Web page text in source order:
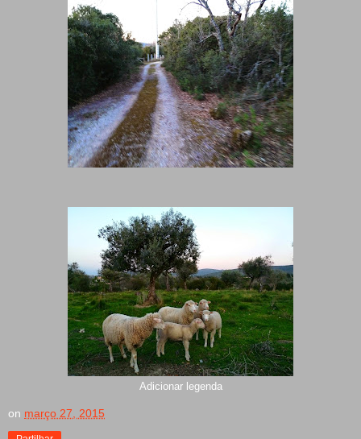
Adicionar legenda
on março 27, 2015